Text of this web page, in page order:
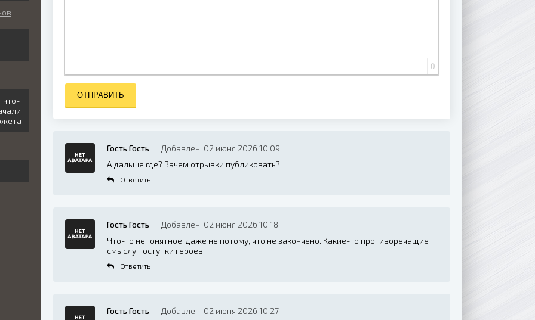
0
ОТПРАВИТЬ
Гость Гость
Добавлен: 02 июня 2026 10:09
А дальше где? Зачем отрывки публиковать?
Ответить
Гость Гость
Добавлен: 02 июня 2026 10:18
Что-то непонятное, даже не потому, что не закончено. Какие-то противоречащие
смыслу поступки героев.
Ответить
Гость Гость
Добавлен: 02 июня 2026 10:27
что-